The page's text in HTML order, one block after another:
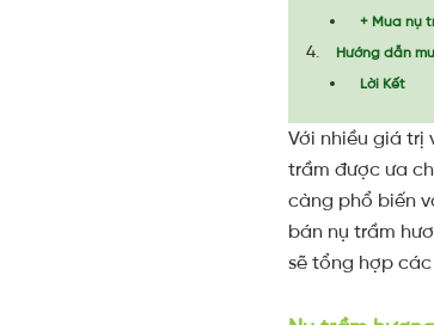
+ Mua nụ
Hướng dẫn
Lời Kết
Với nhiều giá trị
trầm được ưa
càng phổ biến
bán nụ trầm
sẽ tổng hợp